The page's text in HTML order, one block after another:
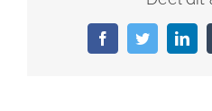
FacebookTwitter